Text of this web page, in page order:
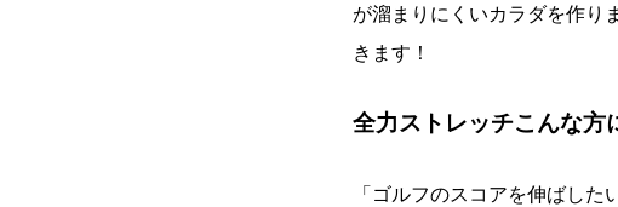
が溜まりにくいカラダを作り
きます！
全力ストレッチこんな方
「ゴルフのスコアを伸ばし